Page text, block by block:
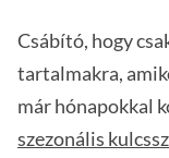
Csábító, hogy
tartalmakra,
már hónapokkal
szezonális